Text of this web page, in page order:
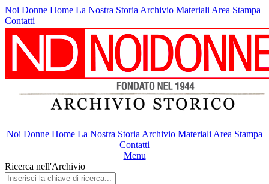
Noi Donne Home La Nostra Storia Archivio Materiali Area Stampa
Contatti
Noi Donne Home La Nostra Storia Archivio Materiali Area Stampa
Contatti
Menu
Ricerca nell'Archivio